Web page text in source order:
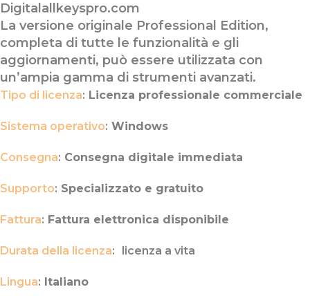
Digitalallkeyspro.com
La versione originale Professional Edition,
completa di tutte le funzionalità e gli
aggiornamenti, può essere utilizzata con
un’ampia gamma di strumenti avanzati.
Tipo di licenza: Licenza professionale commerciale
Sistema operativo: Windows
Consegna: Consegna digitale immediata
Supporto: Specializzato e gratuito
Fattura: Fattura elettronica disponibile
Durata della licenza: licenza a vita
Lingua: Italiano